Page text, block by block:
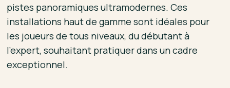
pistes panoramiques ultramodernes. Ces
installations haut de gamme sont idéales pour
les joueurs de tous niveaux, du débutant à
l'expert, souhaitant pratiquer dans un cadre
exceptionnel.